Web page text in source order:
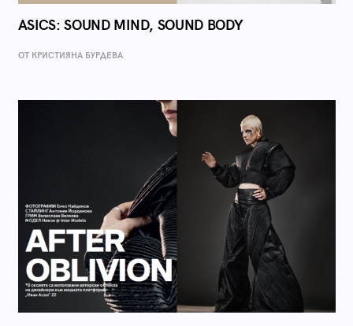
ASICS: SOUND MIND, SOUND BODY
ОТ КРИСТИЯНА БУРДЕВА